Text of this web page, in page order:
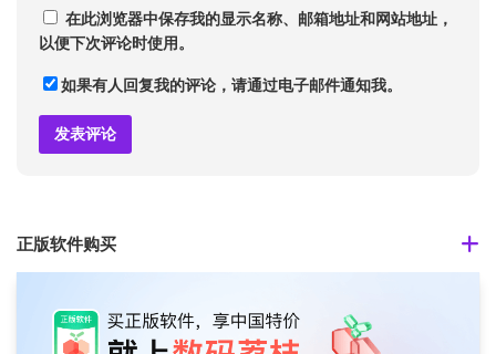
在此浏览器中保存我的显示名称、邮箱地址和网站地址，
以便下次评论时使用。
如果有人回复我的评论，请通过电子邮件通知我。
正版软件购买